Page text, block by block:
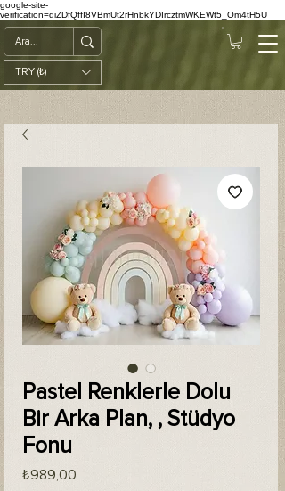
google-site-
verification=diZDfQffI8VBmUt2rHnbkYDIrcztmWKEWt5_Om4tH5U
TRY (₺)
Pastel Renklerle Dolu
Bir Arka Plan, , Stüdyo
Fonu
₺989,00